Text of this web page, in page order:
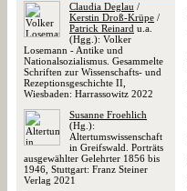
Claudia Deglau /
Kerstin Droß-Krüpe /
Patrick Reinard u.a.
(Hgg.): Volker
Losemann - Antike und
Nationalsozialismus. Gesammelte
Schriften zur Wissenschafts- und
Rezeptionsgeschichte II,
Wiesbaden: Harrassowitz 2022
Susanne Froehlich
(Hg.):
Altertumswissenschaft
in Greifswald. Porträts
ausgewählter Gelehrter 1856 bis
1946, Stuttgart: Franz Steiner
Verlag 2021